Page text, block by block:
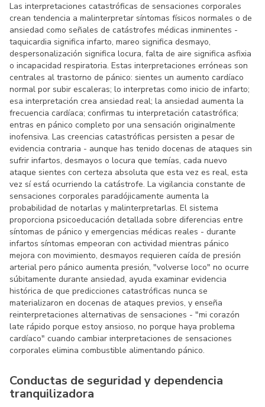
Las interpretaciones catastróficas de sensaciones corporales
crean tendencia a malinterpretar síntomas físicos normales o de
ansiedad como señales de catástrofes médicas inminentes -
taquicardia significa infarto, mareo significa desmayo,
despersonalización significa locura, falta de aire significa asfixia
o incapacidad respiratoria. Estas interpretaciones erróneas son
centrales al trastorno de pánico: sientes un aumento cardíaco
normal por subir escaleras; lo interpretas como inicio de infarto;
esa interpretación crea ansiedad real; la ansiedad aumenta la
frecuencia cardíaca; confirmas tu interpretación catastrófica;
entras en pánico completo por una sensación originalmente
inofensiva. Las creencias catastróficas persisten a pesar de
evidencia contraria - aunque has tenido docenas de ataques sin
sufrir infartos, desmayos o locura que temías, cada nuevo
ataque sientes con certeza absoluta que esta vez es real, esta
vez sí está ocurriendo la catástrofe. La vigilancia constante de
sensaciones corporales paradójicamente aumenta la
probabilidad de notarlas y malinterpretarlas. El sistema
proporciona psicoeducación detallada sobre diferencias entre
síntomas de pánico y emergencias médicas reales - durante
infartos síntomas empeoran con actividad mientras pánico
mejora con movimiento, desmayos requieren caída de presión
arterial pero pánico aumenta presión, "volverse loco" no ocurre
súbitamente durante ansiedad, ayuda examinar evidencia
histórica de que predicciones catastróficas nunca se
materializaron en docenas de ataques previos, y enseña
reinterpretaciones alternativas de sensaciones - "mi corazón
late rápido porque estoy ansioso, no porque haya problema
cardíaco" cuando cambiar interpretaciones de sensaciones
corporales elimina combustible alimentando pánico.
Conductas de seguridad y dependencia
tranquilizadora